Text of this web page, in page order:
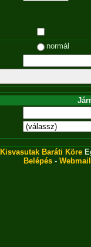
normál
Kisvasutak Baráti Köre
Belépés - Webmail